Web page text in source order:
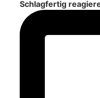
Schlagfertig